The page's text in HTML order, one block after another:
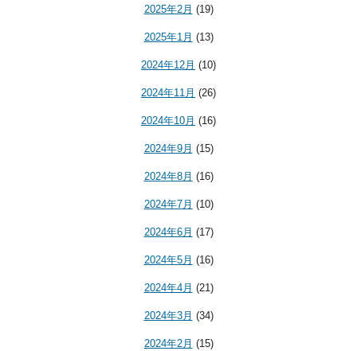
2025年2月 (19)
2025年1月 (13)
2024年12月 (10)
2024年11月 (26)
2024年10月 (16)
2024年9月 (15)
2024年8月 (16)
2024年7月 (10)
2024年6月 (17)
2024年5月 (16)
2024年4月 (21)
2024年3月 (34)
2024年2月 (15)